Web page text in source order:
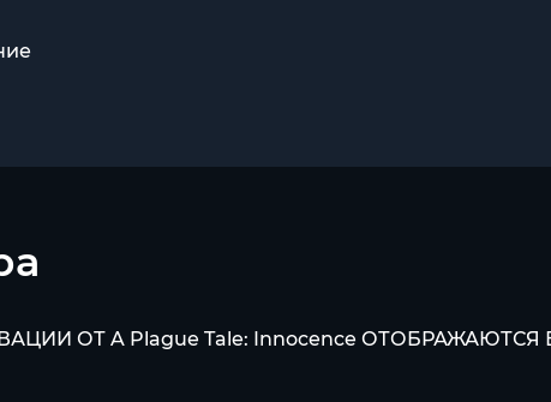
ОТ A Plague Tale: Innocence